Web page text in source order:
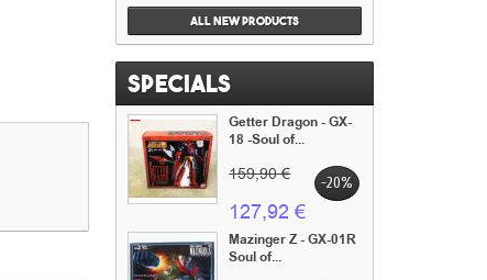
All new products
Specials
Getter Dragon - GX-
18 -Soul of...
159,90 € -20%
127,92 €
Mazinger Z - GX-01R
Soul of...